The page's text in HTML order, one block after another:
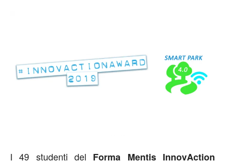
I 49 studenti del Forma Mentis InnovAction